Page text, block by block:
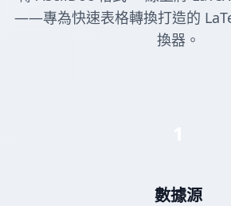
——專為快速表格轉換打造的
換器。
數據源